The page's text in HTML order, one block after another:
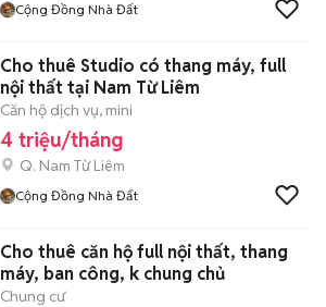
Cộng Đồng Nhà Đất
Cho thuê Studio có thang máy, full
nội thất tại Nam Từ Liêm
Căn hộ dịch vụ, mini
4 triệu/tháng
Q. Nam Từ Liêm
Cộng Đồng Nhà Đất
Cho thuê căn hộ full nội thất, thang
máy, ban công, k chung chủ
Chung cư